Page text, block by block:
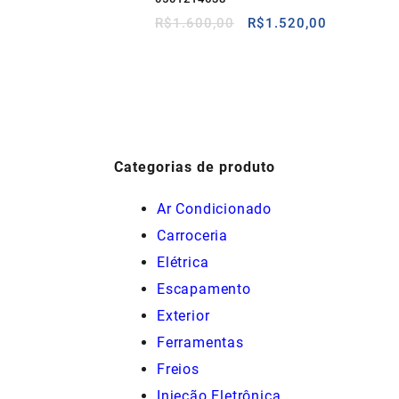
R$1.600,00
O
R$1.520,00
Categorias de produto
Ar Condicionado
Carroceria
Elétrica
Escapamento
Exterior
Ferramentas
Freios
Injeção Eletrônica